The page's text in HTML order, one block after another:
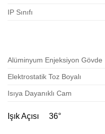
IP Sınıfı
Alüminyum Enjeksiyon Gövde
Elektrostatik Toz Boyalı
Isıya Dayanıklı Cam
Işık Açısı 36°